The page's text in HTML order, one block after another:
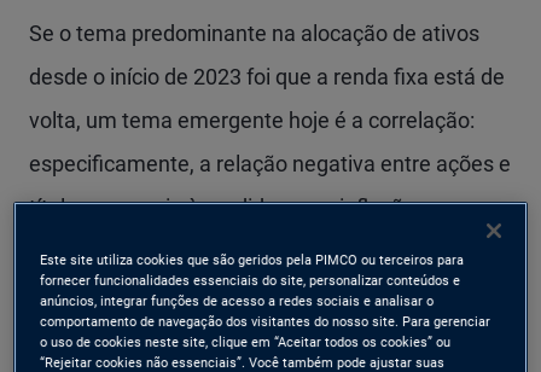
Se o tema predominante na alocação de ativos
desde o início de 2023 foi que a renda fixa está de
volta, um tema emergente hoje é a correlação:
especificamente, a relação negativa entre ações e
títulos ressurgiu à medida que a inflação e o
crescimento econômico se desaceleram.
Isso é ótima notícia para investidores multiativos,
que portanto podem aumentar e ampliar sua
Este site utiliza cookies que são geridos pela PIMCO ou terceiros para
fornecer funcionalidades essenciais do site, personalizar conteúdos e
anúncios, integrar funções de acesso a redes sociais e analisar o
comportamento de navegação dos visitantes do nosso site. Para gerenciar
o uso de cookies neste site, clique em “Aceitar todos os cookies” ou
“Rejeitar cookies não essenciais”. Você também pode ajustar suas